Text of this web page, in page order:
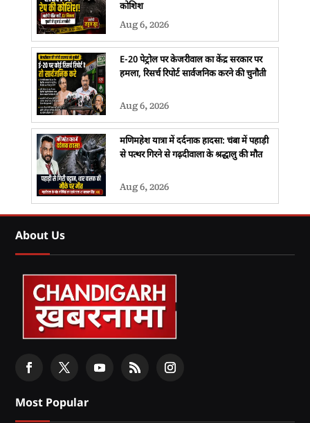
कोशिश
Aug 6, 2026
E-20 पेट्रोल पर केजरीवाल का केंद्र सरकार पर
हमला, रिसर्च रिपोर्ट सार्वजनिक करने की चुनौती
Aug 6, 2026
मणिमहेश यात्रा में दर्दनाक हादसा: चंबा में पहाड़ी
से पत्थर गिरने से गढ़दीवाला के श्रद्धालु की मौत
Aug 6, 2026
About Us
Most Popular